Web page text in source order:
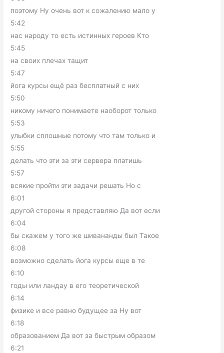
поэтому Ну очень вот к сожалению мало у
5:42
нас народу то есть истинных героев Кто
5:45
на своих плечах тащит
5:47
йога курсы ещё раз бесплатный с них
5:50
никому ничего понимаете наоборот только
5:53
улыбки сплошные потому что там только и
5:55
делать что эти за эти сервера платишь
5:57
всякие пройти эти задачи решать Но с
6:01
другой стороны я представляю Да вот если
6:04
бы скажем у того же шивананды был Такое
6:08
возможно сделать йога курсы еще в те
6:10
годы или ландау в его теоретической
6:14
физике и все равно будущее за Ну вот
6:18
образованием Да вот за быстрым образом
6:21